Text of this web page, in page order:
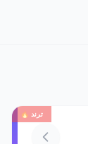
ترند 🔥